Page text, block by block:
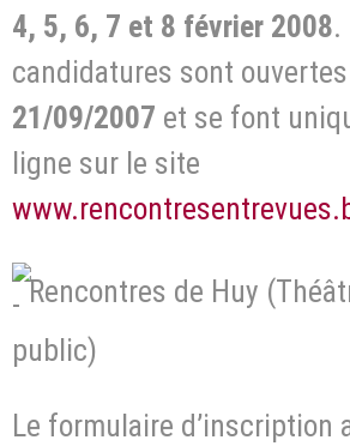
4, 5, 6, 7 et 8 février 2008.
candidatures sont
21/09/2007 et se font
ligne sur le site
Rencontres de Huy
public)
Le formulaire d’inscription